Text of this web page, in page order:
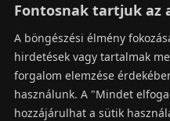
Fontosnak tartjuk az
A böngészési élmény
hirdetések vagy tartalmak
forgalom elemzése
használunk. A "Mindet
hozzájárulhat a sütik